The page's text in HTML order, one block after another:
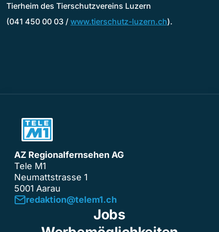
Tierheim des Tierschutzvereins Luzern
(041 450 00 03 / www.tierschutz-luzern.ch).
AZ Regionalfernsehen AG
Tele M1
Neumattstrasse 1
5001 Aarau
redaktion@telem1.ch
Jobs